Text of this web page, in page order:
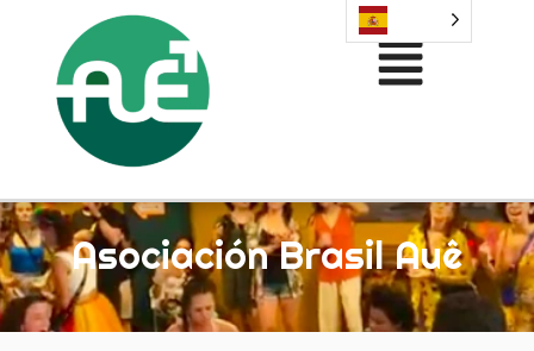
Asociación Brasil Auê